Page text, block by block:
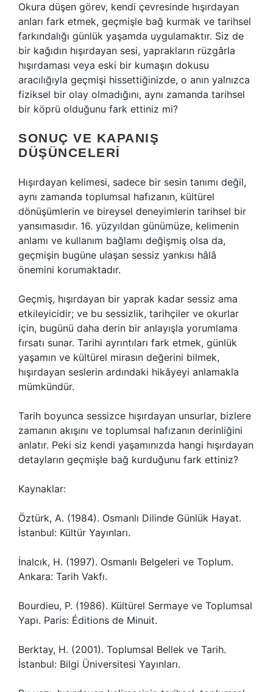
Okura düşen görev, kendi çevresinde hışırdayan
anları fark etmek, geçmişle bağ kurmak ve tarihsel
farkındalığı günlük yaşamda uygulamaktır. Siz de
bir kağıdın hışırdayan sesi, yaprakların rüzgârla
hışırdaması veya eski bir kumaşın dokusu
aracılığıyla geçmişi hissettiğinizde, o anın yalnızca
fiziksel bir olay olmadığını, aynı zamanda tarihsel
bir köprü olduğunu fark ettiniz mi?
SONUÇ VE KAPANIŞ
DÜŞÜNCELERI
Hışırdayan kelimesi, sadece bir sesin tanımı değil,
aynı zamanda toplumsal hafızanın, kültürel
dönüşümlerin ve bireysel deneyimlerin tarihsel bir
yansımasıdır. 16. yüzyıldan günümüze, kelimenin
anlamı ve kullanım bağlamı değişmiş olsa da,
geçmişin bugüne ulaşan sessiz yankısı hâlâ
önemini korumaktadır.
Geçmiş, hışırdayan bir yaprak kadar sessiz ama
etkileyicidir; ve bu sessizlik, tarihçiler ve okurlar
için, bugünü daha derin bir anlayışla yorumlama
fırsatı sunar. Tarihi ayrıntıları fark etmek, günlük
yaşamın ve kültürel mirasın değerini bilmek,
hışırdayan seslerin ardındaki hikâyeyi anlamakla
mümkündür.
Tarih boyunca sessizce hışırdayan unsurlar, bizlere
zamanın akışını ve toplumsal hafızanın derinliğini
anlatır. Peki siz kendi yaşamınızda hangi hışırdayan
detayların geçmişle bağ kurduğunu fark ettiniz?
Kaynaklar:
Öztürk, A. (1984). Osmanlı Dilinde Günlük Hayat.
İstanbul: Kültür Yayınları.
İnalcık, H. (1997). Osmanlı Belgeleri ve Toplum.
Ankara: Tarih Vakfı.
Bourdieu, P. (1986). Kültürel Sermaye ve Toplumsal
Yapı. Paris: Éditions de Minuit.
Berktay, H. (2001). Toplumsal Bellek ve Tarih.
İstanbul: Bilgi Üniversitesi Yayınları.